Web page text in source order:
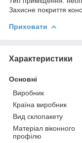
Захисне покриття
Приховати
Характеристики
Основні
Виробник
Країна виробник
Вид склопакету
Матеріал віконного
профілю